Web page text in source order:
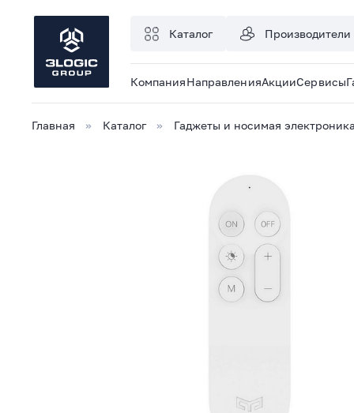
Каталог Производители
КомпанияНаправленияАкцииСервисы
Главная Каталог Гаджеты и носимая электроника